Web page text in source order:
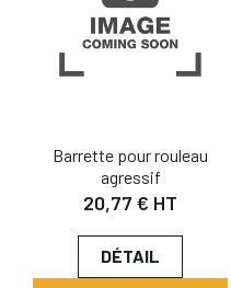
Barrette pour rouleau
agressif
20,77 € HT
DÉTAIL